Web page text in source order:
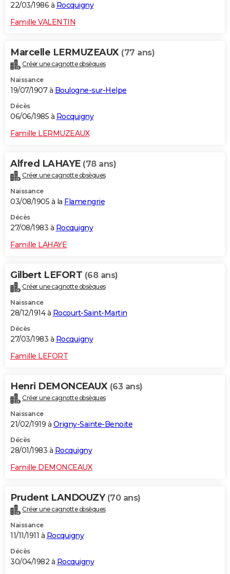
22/03/1986 à Rocquigny
Famille VALENTIN
Marcelle LERMUZEAUX (77 ans)
Créer une cagnotte obsèques
Naissance
19/07/1907 à Boulogne-sur-Helpe
Décès
06/06/1985 à Rocquigny
Famille LERMUZEAUX
Alfred LAHAYE (78 ans)
Créer une cagnotte obsèques
Naissance
03/08/1905 à la Flamengrie
Décès
27/08/1983 à Rocquigny
Famille LAHAYE
Gilbert LEFORT (68 ans)
Créer une cagnotte obsèques
Naissance
28/12/1914 à Rocourt-Saint-Martin
Décès
27/03/1983 à Rocquigny
Famille LEFORT
Henri DEMONCEAUX (63 ans)
Créer une cagnotte obsèques
Naissance
21/02/1919 à Origny-Sainte-Benoite
Décès
28/01/1983 à Rocquigny
Famille DEMONCEAUX
Prudent LANDOUZY (70 ans)
Créer une cagnotte obsèques
Naissance
11/11/1911 à Rocquigny
Décès
30/04/1982 à Rocquigny